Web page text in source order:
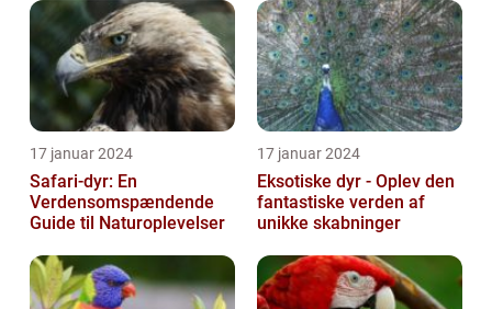
17 januar 2024
Safari-dyr: En
Verdensomspændende
Guide til Naturoplevelser
17 januar 2024
Eksotiske dyr - Oplev den
fantastiske verden af
unikke skabninger